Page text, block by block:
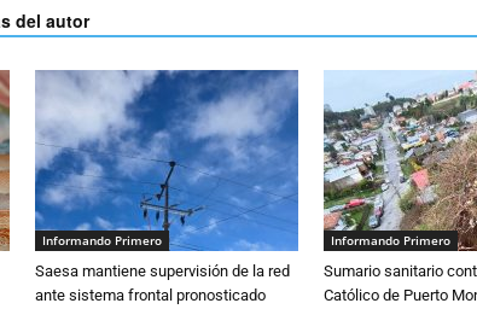
del autor
Informando Primero
Saesa mantiene supervisión de la red
ante sistema frontal pronosticado
Informando Primero
Sumario sanitario
Católico de Puerto